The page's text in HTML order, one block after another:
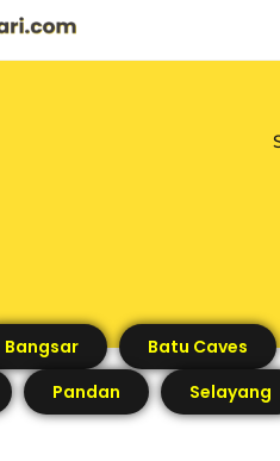
Bangsar Batu Caves
Pandan Selayang